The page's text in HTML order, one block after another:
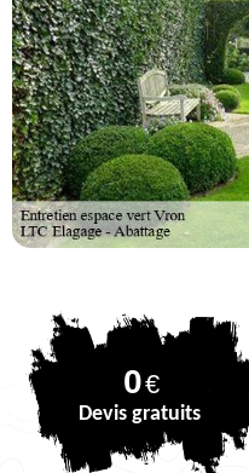
0€
Devis gratuits